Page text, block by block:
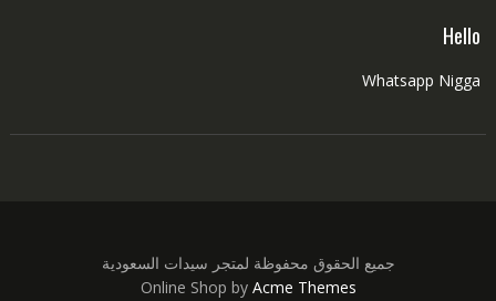
Hello
Whatsapp Nigga
جميع الحقوق محفوظة لمتجر سيدات السعودية
Online Shop by Acme Themes